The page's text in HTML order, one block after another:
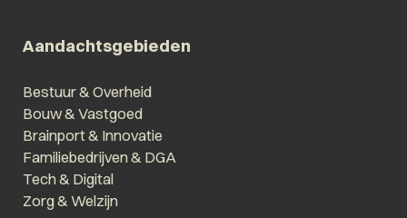
Aandachtsgebieden
Bestuur & Overheid
Bouw & Vastgoed
Brainport & Innovatie
Familiebedrijven & DGA
Tech & Digital
Zorg & Welzijn